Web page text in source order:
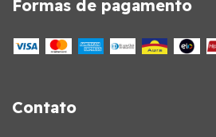
Formas de pagamento
Contato